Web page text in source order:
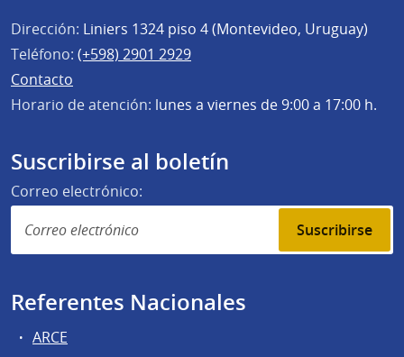
Dirección: Liniers 1324 piso 4 (Montevideo, Uruguay)
Teléfono: (+598) 2901 2929
Contacto
Horario de atención: lunes a viernes de 9:00 a 17:00 h.
Suscribirse al boletín
Correo electrónico:
Suscribirse
Referentes Nacionales
ARCE